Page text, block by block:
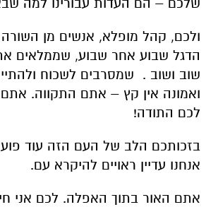
ולכם, קהל מופלא, אנשים מן
הדגל שבוע אחר שבוע, שממלאים
שוב ושוב . שמסרבים לשכוח
ואמונה אין קץ – אתם התקווה.
לכם התודה!
בזכותכם הלב של העם הזה עוד
אנחנו עדיין ראויים להיקרא עם.
אתם האור בתוך האפלה. לכם אני